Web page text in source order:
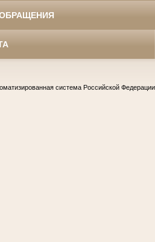
система Российской